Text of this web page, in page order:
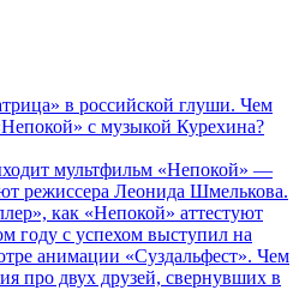
в российской глуши. Чем
с музыкой Курехина?
мультфильм «Непокой» —
режиссера Леонида Шмелькова.
как «Непокой» аттестуют
году с успехом выступил на
анимации «Суздальфест». Чем
про двух друзей, свернувших в